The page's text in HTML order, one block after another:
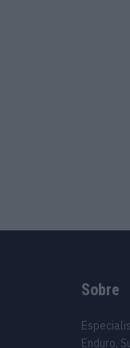
Sobre
Enduro,